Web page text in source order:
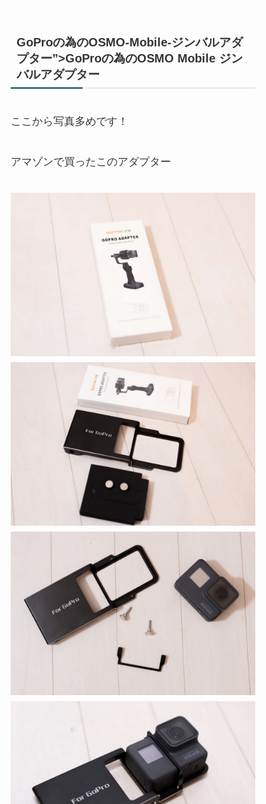
GoProの為のOSMO-Mobile-ジンバルアダ
プター”>GoProの為のOSMO Mobile ジン
バルアダプター
ここから写真多めです！
アマゾンで買ったこのアダプター